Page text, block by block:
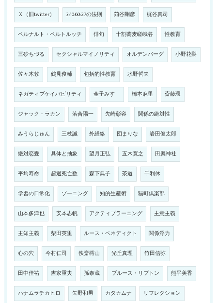
Ｘ（旧twitter） 3:10:60:27の法則 苅谷剛彦 梶谷真司
ベルナルト・ベルトルッチ 俳句 十割蕎麦嵯峨谷 性教育
三砂ちづる セクシャルマイノリティ オルデンバーグ 小野花梨
佐々木敦 鶴見俊輔 包括的性教育 水野哲夫
ネガティブケイパビリティ 金子みすゞ 橋本麻里 斎藤環
ジャック・ラカン 落合陽一 先崎彰容 関係の絶対性
みうらじゅん 三枝誠 外経絡 団まりな 岩田健太郎
絶対恋愛 具体と抽象 望月正弘 五木寛之 田縣神社
平均寿命 超過死亡数 森下典子 茶道 千利休
学習の日常化 ゾーニング 知的生産術 猫町倶楽部
山本多津也 安本志帆 アクティブラーニング 主意主義
主知主義 柴田英里 ルース・ベネディクト 関係浮力
心の穴 今村仁司 佚斎樗山 光丘真理 竹田信弥
田中佳祐 吉家重夫 孫泰蔵 ブルース・リプトン 熊平美香
ハナムラチカヒロ 矢野和男 カタカムナ リフレクション